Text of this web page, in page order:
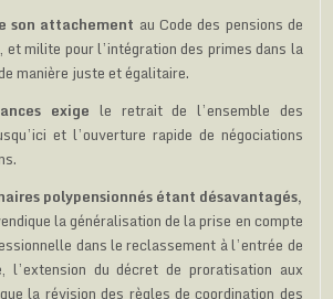
son attachement au Code des pensions de
et milite pour l’intégration des primes dans la
manière juste et égalitaire.
exige le retrait de l’ensemble des
et l’ouverture rapide de négociations
polypensionnés étant désavantagés,
la généralisation de la prise en compte
dans le reclassement à l’entrée de
l’extension du décret de proratisation aux
la révision des règles de coordination des